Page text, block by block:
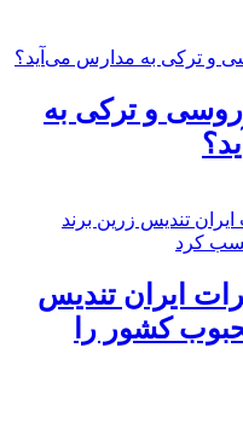
روسی و ترکی به
ایران تندیس
کشور را